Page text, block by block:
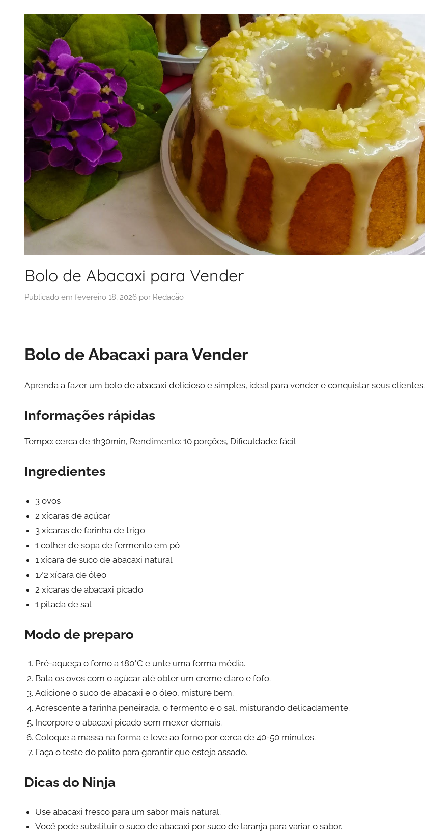
Bolo de Abacaxi para Vender
Publicado em fevereiro 18, 2026 por Redação
Bolo de Abacaxi para Vender
Aprenda a fazer um bolo de abacaxi delicioso e simples, ideal para vender e conquistar seus clientes.
Informações rápidas
Tempo: cerca de 1h30min, Rendimento: 10 porções, Dificuldade: fácil
Ingredientes
3 ovos
2 xícaras de açúcar
3 xícaras de farinha de trigo
1 colher de sopa de fermento em pó
1 xícara de suco de abacaxi natural
1/2 xícara de óleo
2 xícaras de abacaxi picado
1 pitada de sal
Modo de preparo
Pré-aqueça o forno a 180°C e unte uma forma média.
Bata os ovos com o açúcar até obter um creme claro e fofo.
Adicione o suco de abacaxi e o óleo, misture bem.
Acrescente a farinha peneirada, o fermento e o sal, misturando delicadamente.
Incorpore o abacaxi picado sem mexer demais.
Coloque a massa na forma e leve ao forno por cerca de 40-50 minutos.
Faça o teste do palito para garantir que esteja assado.
Dicas do Ninja
Use abacaxi fresco para um sabor mais natural.
Você pode substituir o suco de abacaxi por suco de laranja para variar o sabor.